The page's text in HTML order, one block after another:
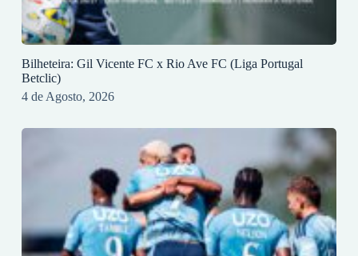
Bilheteira: Gil Vicente FC x Rio Ave FC (Liga Portugal
Betclic)
4 de Agosto, 2026